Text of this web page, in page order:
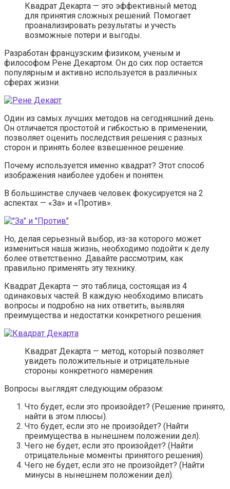
Квадрат Декарта — это эффективный метод
для принятия сложных решений. Помогает
проанализировать результаты и учесть
возможные потери и выгоды.
Разработан французским физиком, ученым и
философом Рене Декартом. Он до сих пор остается
популярным и активно используется в различных
сферах жизни.
Один из самых лучших методов на сегодняшний день.
Он отличается простотой и гибкостью в применении,
позволяет оценить последствия решения с разных
сторон и принять более взвешенное решение.
Почему используется именно квадрат? Этот способ
изображения наиболее удобен и понятен.
В большинстве случаев человек фокусируется на 2
аспектах — «За» и «Против».
Но, делая серьезный выбор, из-за которого может
измениться наша жизнь, необходимо подойти к делу
более ответственно. Давайте рассмотрим, как
правильно применять эту технику.
Квадрат Декарта — это таблица, состоящая из 4
одинаковых частей. В каждую необходимо вписать
вопросы и подробно на них ответить, выявляя
преимущества и недостатки конкретного решения.
Квадрат Декарта — метод, который позволяет
увидеть положительные и отрицательные
стороны конкретного намерения.
Вопросы выглядят следующим образом:
Что будет, если это произойдет? (Решение принято,
найти в этом плюсы).
Что будет, если это не произойдет? (Найти
преимущества в нынешнем положении дел).
Чего не будет, если это произойдет? (Найти
отрицательные моменты принятого решения).
Чего не будет, если это не произойдет? (Найти
минусы в нынешнем положении дел).